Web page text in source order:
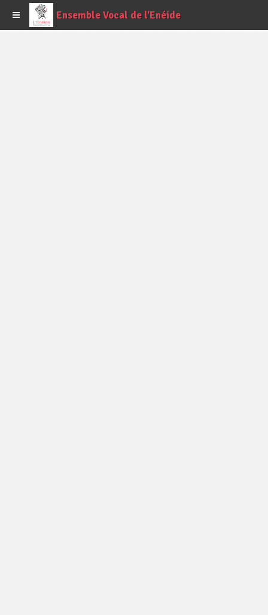
Ensemble Vocal de l'Enéide